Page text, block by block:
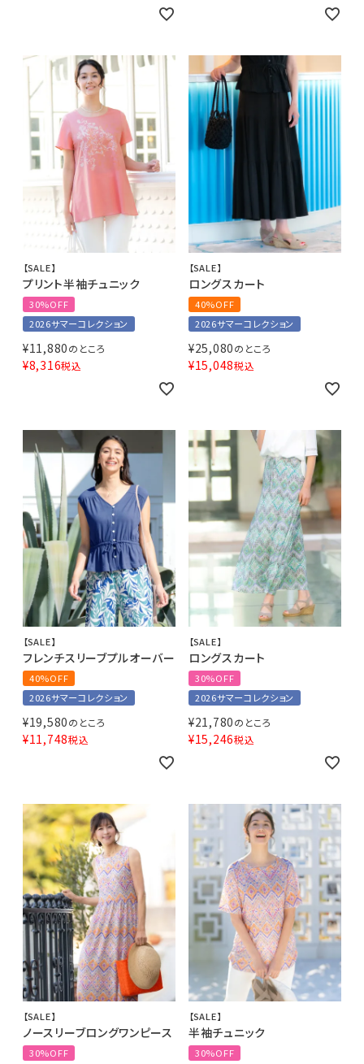
【SALE】
プリント半袖チュニック
30%OFF
2026サマーコレクション
¥11,880のところ
¥8,316税込
【SALE】
ロングスカート
40%OFF
2026サマーコレクション
¥25,080のところ
¥15,048税込
【SALE】
フレンチスリーブプルオーバー
40%OFF
2026サマーコレクション
¥19,580のところ
¥11,748税込
【SALE】
ロングスカート
30%OFF
2026サマーコレクション
¥21,780のところ
¥15,246税込
【SALE】
ノースリーブロングワンピース
30%OFF
【SALE】
半袖チュニック
30%OFF